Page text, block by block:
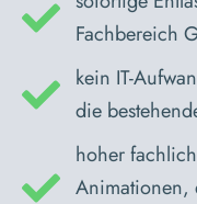
Fachbereich
kein IT-
die
hoher
Animationen,